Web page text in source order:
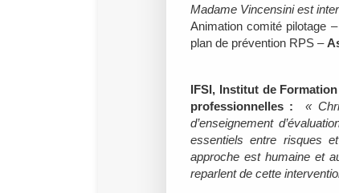
Madame Vincensini est
Animation comité pilotage
plan de prévention RPS –
IFSI, Institut de
professionnelles :
«
d’enseignement
essentiels entre risques
approche est humaine et
reparlent de cette